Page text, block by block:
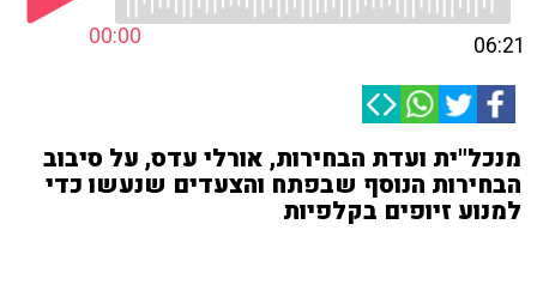
00:00 06:21
מנכל"ית ועדת הבחירות, אורלי עדס, על סיבוב
הבחירות הנוסף שבפתח והצעדים שנעשו כדי
למנוע זיופים בקלפיות